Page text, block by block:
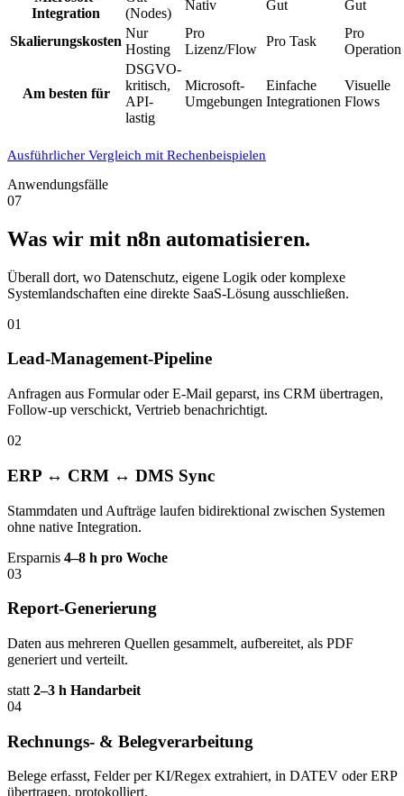
Integration
(Nodes)
Nativ Gut Gut
Skalierungskosten
Nur
Hosting
Pro
Lizenz/Flow
Pro Task
Pro
Operation
Am besten für
DSGVO-
kritisch,
API-
lastig
Microsoft-
Umgebungen
Einfache
Integrationen
Visuelle
Flows
Ausführlicher Vergleich mit Rechenbeispielen
Anwendungsfälle
07
Was wir mit n8n automatisieren.
Überall dort, wo Datenschutz, eigene Logik oder komplexe
Systemlandschaften eine direkte SaaS-Lösung ausschließen.
01
Lead-Management-Pipeline
Anfragen aus Formular oder E-Mail geparst, ins CRM übertragen,
Follow-up verschickt, Vertrieb benachrichtigt.
02
ERP ↔ CRM ↔ DMS Sync
Stammdaten und Aufträge laufen bidirektional zwischen Systemen
ohne native Integration.
Ersparnis 4–8 h pro Woche
03
Report-Generierung
Daten aus mehreren Quellen gesammelt, aufbereitet, als PDF
generiert und verteilt.
statt 2–3 h Handarbeit
04
Rechnungs- & Belegverarbeitung
Belege erfasst, Felder per KI/Regex extrahiert, in DATEV oder ERP
übertragen, protokolliert.